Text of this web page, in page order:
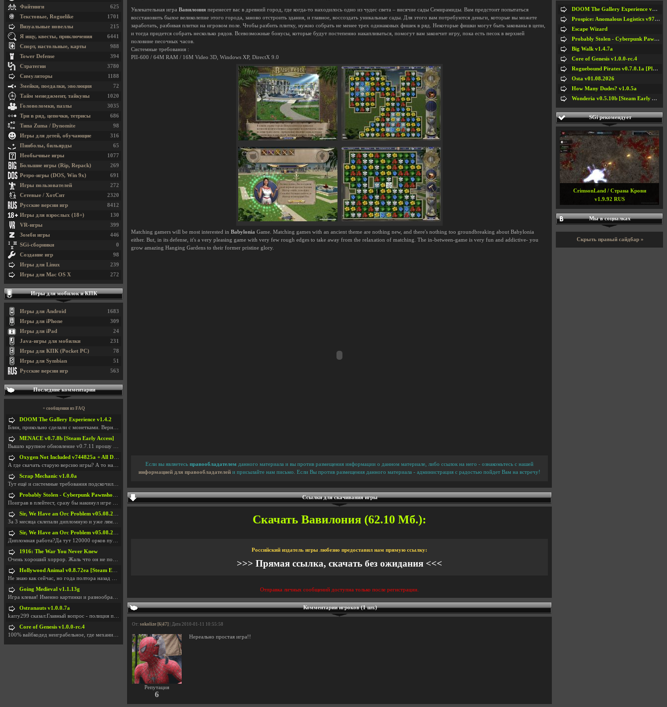
Увлекательная игра Вавилония перенесет вас в древний город, где когда-то находилось одно из чудес света – висячие сады Семирамиды. Вам предстоит попытаться
восстановить былое великолепие этого города, заново отстроить здания, и главное, воссоздать уникальные сады. Для этого вам потребуются деньги, которые вы можете
заработать, разбивая плитки на игровом поле. Чтобы разбить плитку, нужно собрать не менее трех одинаковых фишек в ряд. Некоторые фишки могут быть закованы в цепи,
и тогда придется собрать несколько рядов. Всевозможные бонусы, которые будут постепенно накапливаться, помогут вам закончит игру, пока есть песок в верхней
половине песочных часов.
Системные требования :
PII-600 / 64M RAM / 16M Video 3D, Windows XP, DirectX 9.0
Matching gamers will be most interested in Babylonia Game. Matching games with an ancient theme are nothing new, and there's nothing too groundbreaking about Babylonia
either. But, in its defense, it's a very pleasing game with very few rough edges to take away from the relaxation of matching. The in-between-game is very fun and addictive- you
grow amazing Hanging Gardens to their former pristine glory.
Если вы являетесь правообладателем данного материала и вы против размещения информации о данном материале, либо ссылок на него - ознакомьтесь с нашей
информацией для правообладателей и присылайте нам письмо. Если Вы против размещения данного материала - администрация с радостью пойдет Вам на встречу!
Ссылки для скачивания игры
Скачать Вавилония (62.10 Мб.):
Российский издатель игры любезно предоставил нам прямую ссылку:
>>> Прямая ссылка, скачать без ожидания <<<
Отправка личных сообщений доступна только после регистрации.
Комментарии игроков (1 шт.)
От: sokolize [6|47] | Дата 2010-01-11 10:55:58
Репутация
6
Нереально простая игра!!
625
Файтинги
1701
Текстовые, Roguelike
215
Визуальные новеллы
6441
Я ищу, квесты, приключения
988
Спорт, настольные, карты
394
Tower Defense
3780
Стратегии
1188
Симуляторы
72
Змейки, поедалки, эволюция
1020
Тайм менеджмент, тайкуны
3035
Головоломки, пазлы
686
Три в ряд, цепочки, тетрисы
98
Типа Zuma / Dynomite
316
Игры для детей, обучающие
65
Пинболы, бильярды
1077
Необычные игры
269
Большие игры (Rip, Repack)
691
Ретро-игры (DOS, Win 9x)
272
Игры пользователей
2320
Сетевые / ХотСит
8412
Русские версии игр
130
Игры для взрослых (18+)
399
VR-игры
446
Зомби игры
0
SGi-сборники
98
Создание игр
239
Игры для Linux
272
Игры для Mac OS X
Игры для мобилок и КПК
1683
Игры для Android
309
Игры для iPhone
24
Игры для iPad
231
Java-игры для мобилки
78
Игры для КПК (Pocket PC)
51
Игры для Symbian
563
Русские версии игр
Последние комментарии
+ сообщения из FAQ
DOOM The Gallery Experience v1.4.2
Блин, прикольно сделали с монетками. Вернулся в св
MENACE v0.7.8b [Steam Early Access]
Вышло крупное обновление v0.7.11 прошу обновить
Oxygen Not Included v744825a + All DLC
А где скачать старую версию игры? А то на новой но
Scrap Mechanic v1.0.0a
Тут ещё и системные требования подскочили. Если не
Probably Stolen - Cyberpunk Pawnshop Simulator v048c [Playtest]
Поиграв в плейтест, сразу бы накинул игре наивысши
Sir, We Have an Orc Problem v05.08.2026
За 3 месяца склепали дипломную и уже лям двести ба
Sir, We Have an Orc Problem v05.08.2026
Дипломная работа?Да тут 120000 орков путь выбирают
1916: The War You Never Knew
Очень хороший хоррор. Жаль что он не получил должн
Hollywood Animal v0.8.72ea [Steam Early Access]
Не знаю как сейчас, но года полтора назад игра был
Going Medieval v1.1.13g
Игра клевая! Именно картинки и разнообразия в стро
Ostranauts v1.0.0.7a
karry299 сказал:Главный вопрос - полиция по-прежне
Core of Genesis v1.0.0-rc.4
100% вайбкодед неиграбельное, где механики знает т
DOOM The Gallery Experience v1.4.2
Prospice: Anomalous Logistics v97 [Playtest]
Escape Wizard
Probably Stolen - Cyberpunk Pawnshop Simulator v048c [Playtest]
Big Walk v1.4.7a
Core of Genesis v1.0.0-rc.4
Roguebound Pirates v0.7.0.1a [Playtest]
Osta v01.08.2026
How Many Dudes? v1.0.5a
Wonderia v0.5.10b [Steam Early Access]
SGi рекомендует
CrimsonLand / Страна Крови
v1.9.92 RUS
Мы в социалках
Скрыть правый сайдбар »